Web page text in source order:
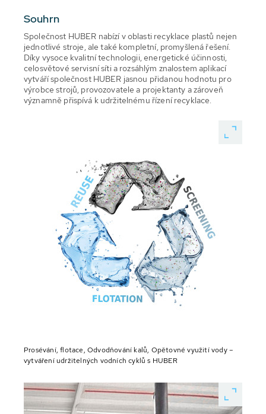
Souhrn
Společnost HUBER nabízí v oblasti recyklace plastů nejen
jednotlivé stroje, ale také kompletní, promyšlená řešení.
Díky vysoce kvalitní technologii, energetické účinnosti,
celosvětové servisní síti a rozsáhlým znalostem aplikací
vytváří společnost HUBER jasnou přidanou hodnotu pro
výrobce strojů, provozovatele a projektanty a zároveň
významně přispívá k udržitelnému řízení recyklace.
Prosévání, flotace, Odvodňování kalů, Opětovné využití vody –
vytváření udržitelných vodních cyklů s HUBER